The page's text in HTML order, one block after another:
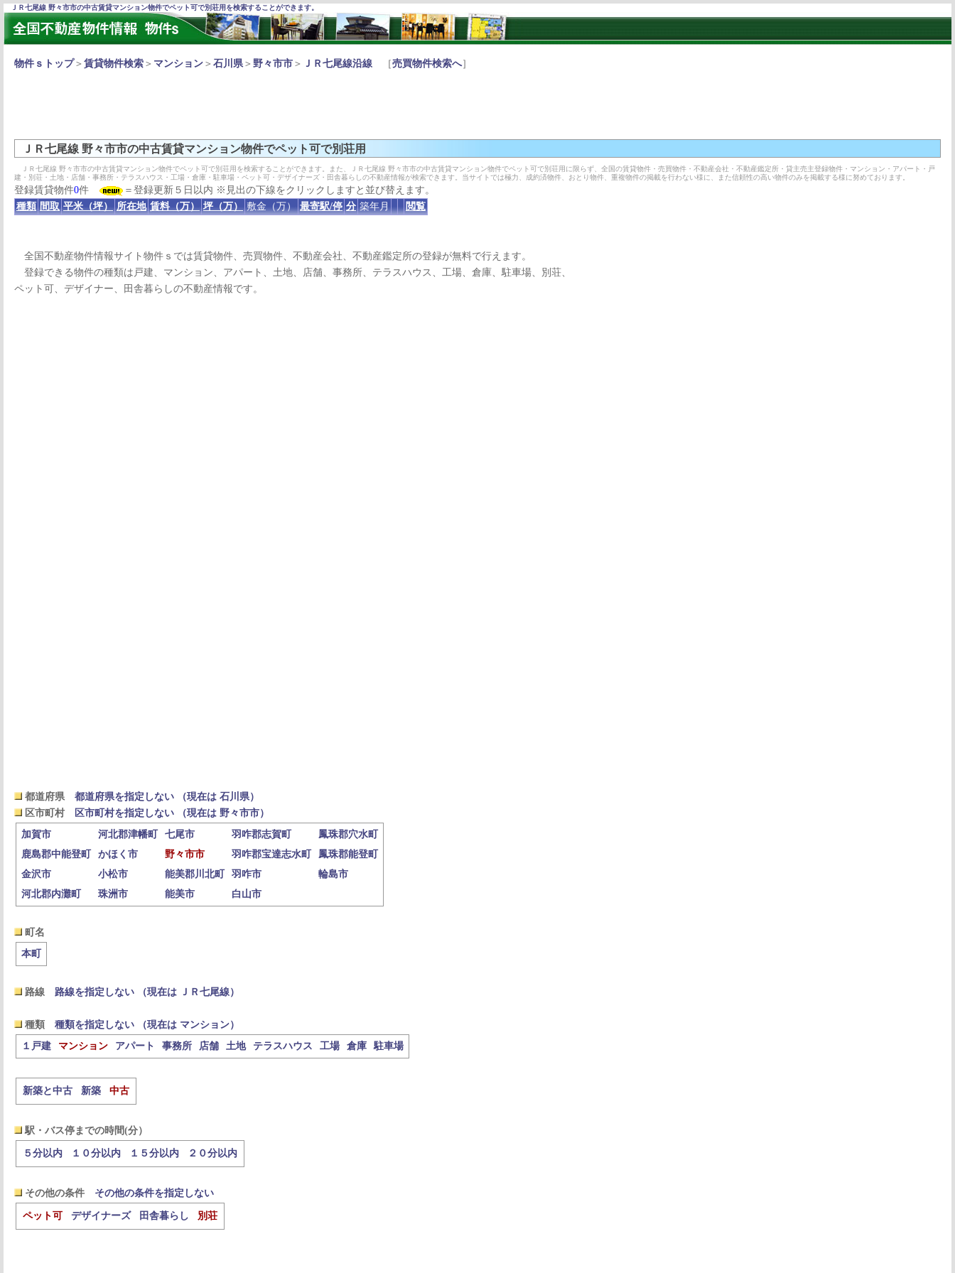
ＪＲ七尾線 野々市市の中古賃貸マンション物件でペット可で別荘用を検索することができます。
物件ｓトップ＞ 賃貸物件検索 ＞ マンション ＞ 石川県＞ 野々市市 ＞ ＪＲ七尾線沿線 ［売買物件検索へ］
ＪＲ七尾線 野々市市の中古賃貸マンション物件でペット可で別荘用
ＪＲ七尾線 野々市市の中古賃貸マンション物件でペット可で別荘用を検索することができます。また、ＪＲ七尾線 野々市市の中古賃貸マンション物件でペット可で別荘用に限らず、全国の賃貸物件・売買物件・不動産会社・不動産鑑定所・貸主売主登録物件・マンション・アパート・戸
建・別荘・土地・店舗・事務所・テラスハウス・工場・倉庫・駐車場・ペット可・デザイナーズ・田舎暮らしの不動産情報が検索できます。当サイトでは極力、成約済物件、おとり物件、重複物件の掲載を行わない様に、また信頼性の高い物件のみを掲載する様に努めております。
登録賃貸物件0件
＝登録更新５日以内 ※見出の下線をクリックしますと並び替えます。
種類 間取 平米（坪） 所在地 賃料（万） 坪（万） 敷金（万） 最寄駅/停 分 築年月 閲覧
全国不動産物件情報サイト物件ｓでは賃貸物件、売買物件、不動産会社、不動産鑑定所の登録が無料で行えます。
登録できる物件の種類は戸建、マンション、アパート、土地、店舗、事務所、テラスハウス、工場、倉庫、駐車場、別荘、
ペット可、デザイナー、田舎暮らしの不動産情報です。
都道府県
都道府県を指定しない （現在は 石川県）
区市町村
区市町村を指定しない （現在は 野々市市）
加賀市
河北郡津幡町 七尾市 羽咋郡志賀町
鳳珠郡穴水町
鹿島郡中能登町
かほく市 野々市市 羽咋郡宝達志水町
鳳珠郡能登町
金沢市
小松市 能美郡川北町 羽咋市
輪島市
河北郡内灘町
珠洲市 能美市 白山市
町名
本町
路線 路線を指定しない （現在は ＪＲ七尾線）
種類
種類を指定しない （現在は マンション）
１戸建
マンション アパート 事務所 店舗 土地 テラスハウス 工場 倉庫 駐車場
新築と中古 新築 中古
駅・バス停までの時間(分）
５分以内 １０分以内 １５分以内 ２０分以内
その他の条件 その他の条件を指定しない
ペット可 デザイナーズ 田舎暮らし 別荘